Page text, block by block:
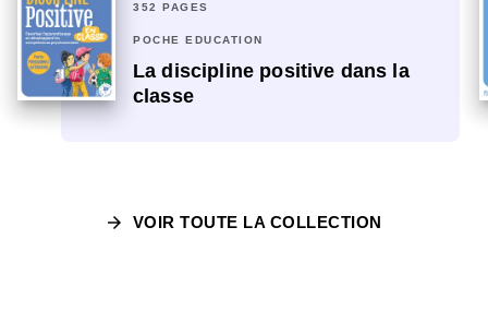
352 PAGES
POCHE EDUCATION
La discipline positive dans la
classe
arrow_forward VOIR TOUTE LA COLLECTION